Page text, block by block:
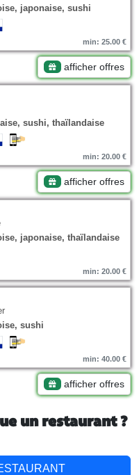
japonaise, sushi
min: 25.00 €
afficher offres
sushi, thaïlandaise
min: 20.00 €
afficher offres
japonaise, thaïlandaise
min: 20.00 €
sushi
min: 40.00 €
afficher offres
un restaurant ?